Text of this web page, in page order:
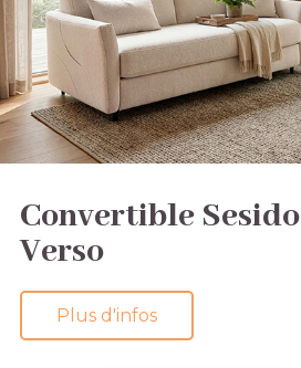
Convertible Sesido
Verso
Plus d'infos